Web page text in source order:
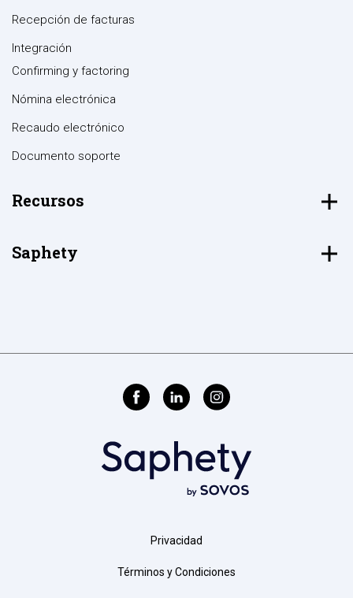
Recepción de facturas
Integración
Confirming y factoring
Nómina electrónica
Recaudo electrónico
Documento soporte
Recursos
Saphety
Privacidad
Términos y Condiciones